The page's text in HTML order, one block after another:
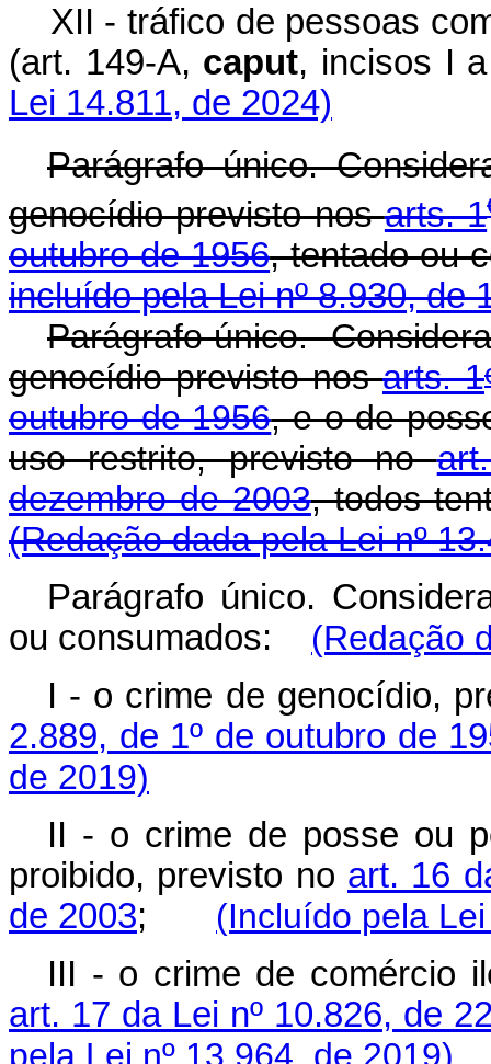
XII - tráfico de pessoas
(art. 149-A, caput, incisos I
Lei 14.811, de 2024)
Parágrafo único.
genocídio previsto nosarts. 1
outubro de 1956,
incluído pela Lei nº 8.930, de
Parágrafo único.
genocídio previsto nosarts. 1
outubro de 1956, e o de
uso restrito, previsto no
dezembro de 2003, todos
(Redação dada pela Lei nº
Parágrafo único.
ou consumados: (Redação
I - o crime de genocídio,
2.889, de 1º de outubro de
de 2019)
II - o crime de posse ou
proibido, previsto no art. 16
de 2003; (Incluído pela
III - o crime de comércio
art. 17 da Lei nº 10.826, de
pela Lei nº 13.964, de 2019)